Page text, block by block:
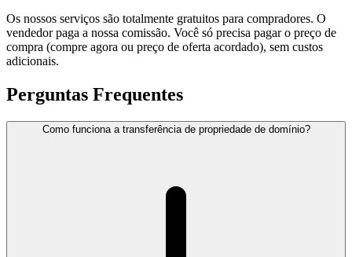
Os nossos serviços são totalmente gratuitos para compradores. O
vendedor paga a nossa comissão. Você só precisa pagar o preço de
compra (compre agora ou preço de oferta acordado), sem custos
adicionais.
Perguntas Frequentes
Como funciona a transferência de propriedade de domínio?